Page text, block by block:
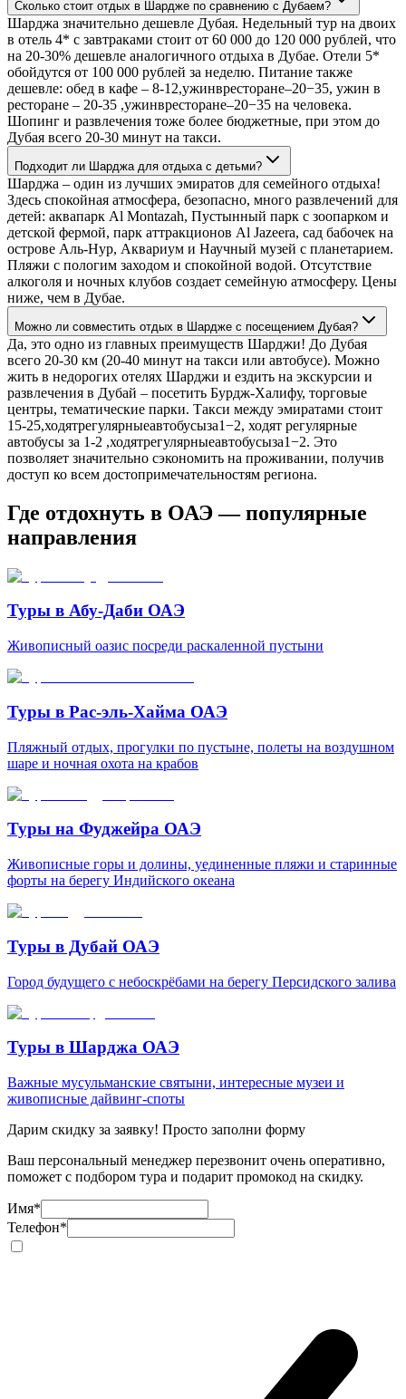
Сколько стоит отдых в Шардже по сравнению с Дубаем?
Шарджа значительно дешевле Дубая. Недельный тур на двоих
в отель 4* с завтраками стоит от 60 000 до 120 000 рублей, что
на 20-30% дешевле аналогичного отдыха в Дубае. Отели 5*
обойдутся от 100 000 рублей за неделю. Питание также
дешевле: обед в кафе – 8-12,ужинвресторане–20−35, ужин в
ресторане – 20-35 ,ужинвресторане–20−35 на человека.
Шопинг и развлечения тоже более бюджетные, при этом до
Дубая всего 20-30 минут на такси.
Подходит ли Шарджа для отдыха с детьми?
Шарджа – один из лучших эмиратов для семейного отдыха!
Здесь спокойная атмосфера, безопасно, много развлечений для
детей: аквапарк Al Montazah, Пустынный парк с зоопарком и
детской фермой, парк аттракционов Al Jazeera, сад бабочек на
острове Аль-Нур, Аквариум и Научный музей с планетарием.
Пляжи с пологим заходом и спокойной водой. Отсутствие
алкоголя и ночных клубов создает семейную атмосферу. Цены
ниже, чем в Дубае.
Можно ли совместить отдых в Шардже с посещением Дубая?
Да, это одно из главных преимуществ Шарджи! До Дубая
всего 20-30 км (20-40 минут на такси или автобусе). Можно
жить в недорогих отелях Шарджи и ездить на экскурсии и
развлечения в Дубай – посетить Бурдж-Халифу, торговые
центры, тематические парки. Такси между эмиратами стоит
15-25,ходятрегулярныеавтобусыза1−2, ходят регулярные
автобусы за 1-2 ,ходятрегулярныеавтобусыза1−2. Это
позволяет значительно сэкономить на проживании, получив
доступ ко всем достопримечательностям региона.
Где отдохнуть в ОАЭ — популярные
направления
Туры в Абу-Даби ОАЭ
Живописный оазис посреди раскаленной пустыни
Туры в Рас-эль-Хайма ОАЭ
Пляжный отдых, прогулки по пустыне, полеты на воздушном
шаре и ночная охота на крабов
Туры на Фуджейра ОАЭ
Живописные горы и долины, уединенные пляжи и старинные
форты на берегу Индийского океана
Туры в Дубай ОАЭ
Город будущего с небоскрёбами на берегу Персидского залива
Туры в Шарджа ОАЭ
Важные мусульманские святыни, интересные музеи и
живописные дайвинг-споты
Дарим скидку за заявку! Просто заполни форму
Ваш персональный менеджер перезвонит очень оперативно,
поможет с подбором тура и подарит промокод на скидку.
Имя*
Телефон*